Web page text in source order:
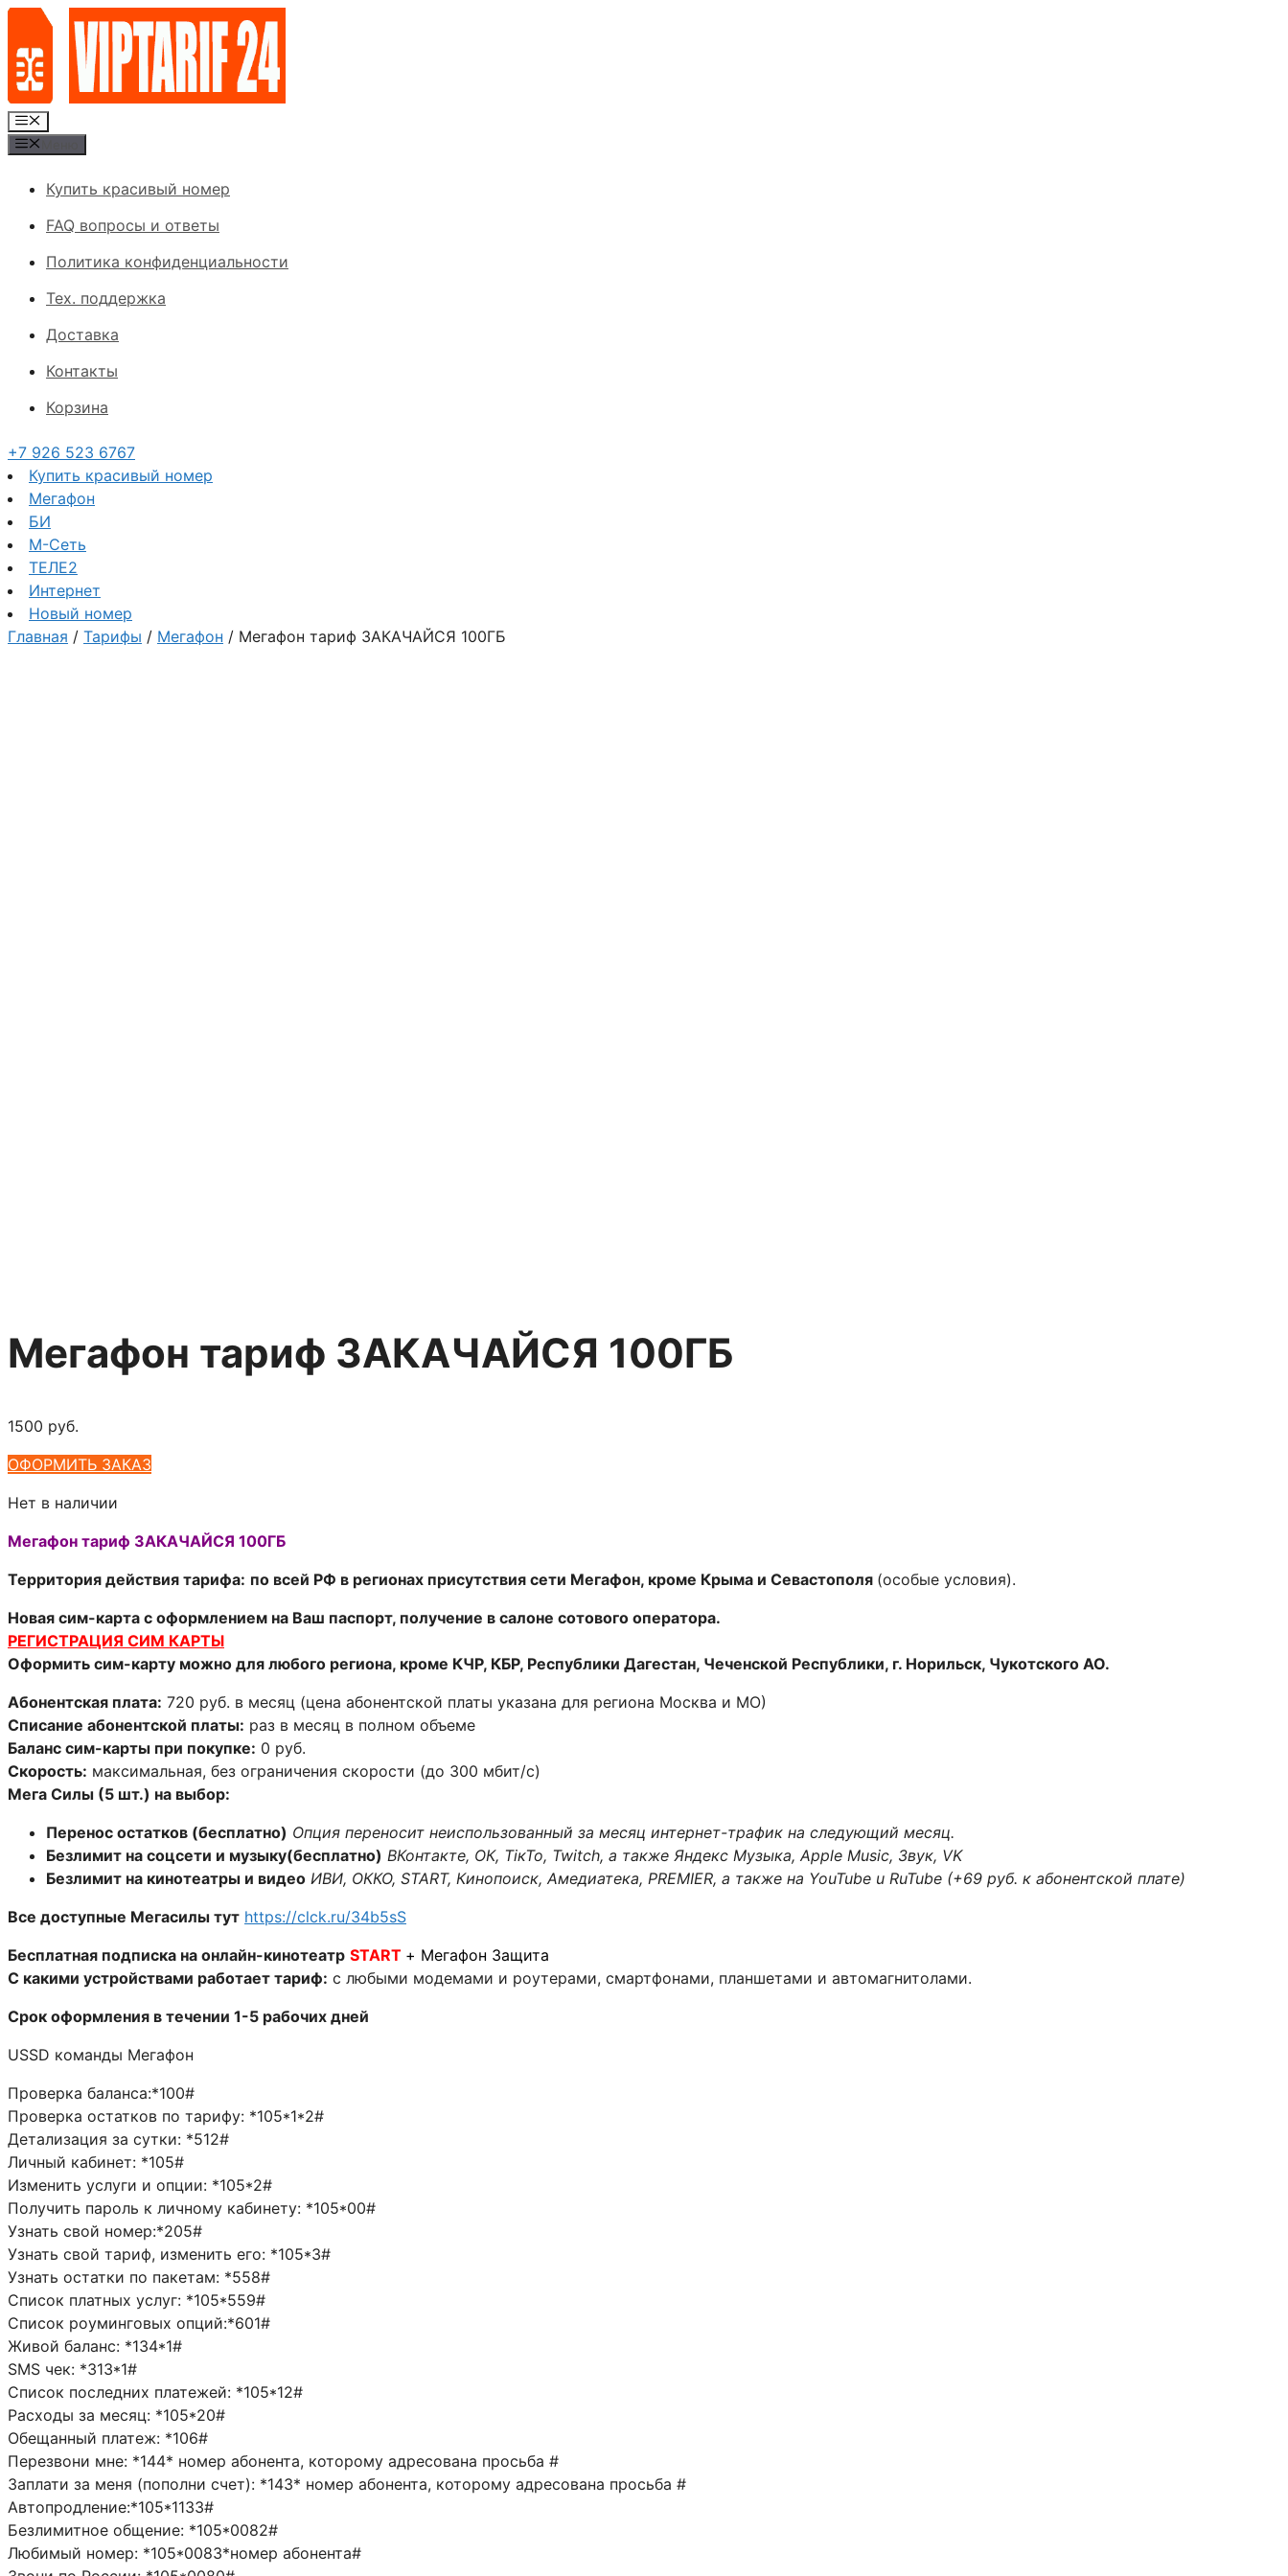
Перейти
содержимому
Меню
Купить красивый номер
FAQ вопросы и ответы
Политика конфиденциальности
Тех. поддержка
Доставка
Контакты
Корзина
+7 926 523 6767
Купить красивый номер
Мегафон
БИ
М-Сеть
ТЕЛЕ2
Интернет
Новый номер
Главная / Тарифы / Мегафон / Мегафон тариф ЗАКАЧАЙСЯ 100ГБ
Мегафон тариф ЗАКАЧАЙСЯ 100ГБ
1500 руб.
ОФОРМИТЬ ЗАКАЗ
Нет в наличии
Мегафон тариф ЗАКАЧАЙСЯ 100ГБ
Территория действия тарифа: по всей РФ в регионах присутствия сети Мегафон, кроме Крыма и Севастополя (особые условия).
Новая сим-карта с оформлением на Ваш паспорт, получение в салоне сотового оператора.
РЕГИСТРАЦИЯ СИМ КАРТЫ
Оформить сим-карту можно для любого региона, кроме КЧР, КБР, Республики Дагестан, Чеченской Республики, г. Норильск, Чукотского АО.
Абонентская плата: 720 руб. в месяц (цена абонентской платы указана для региона Москва и МО)
Списание абонентской платы: раз в месяц в полном объеме
Баланс сим-карты при покупке: 0 руб.
Скорость: максимальная, без ограничения скорости (до 300 мбит/с)
Мега Силы (5 шт.) на выбор:
Перенос остатков (бесплатно) Опция переносит неиспользованный за месяц интернет-трафик на следующий месяц.
Безлимит на соцсети и музыку(бесплатно) ВКонтакте, ОК, ТікТо, Twitch, а также Яндекс Музыка, Apple Music, Звук, VK
Безлимит на кинотеатры и видео ИВИ, ОККО, START, Кинопоиск, Амедиатека, PREMIER, а также на YouTube u RuTube (+69 руб. к абонентской плате)
Все доступные Мегасилы тут https://clck.ru/34b5sS
Бесплатная подписка на онлайн-кинотеатр START + Мегафон Защита
С какими устройствами работает тариф: с любыми модемами и роутерами, смартфонами, планшетами и автомагнитолами.
Срок оформления в течении 1-5 рабочих дней
USSD команды Мегафон
Проверка баланса:*100#
Проверка остатков по тарифу: *105*1*2#
Детализация за сутки: *512#
Личный кабинет: *105#
Изменить услуги и опции: *105*2#
Получить пароль к личному кабинету: *105*00#
Узнать свой номер:*205#
Узнать свой тариф, изменить его: *105*3#
Узнать остатки по пакетам: *558#
Список платных услуг: *105*559#
Список роуминговых опций:*601#
Живой баланс: *134*1#
SMS чек: *313*1#
Список последних платежей: *105*12#
Расходы за месяц: *105*20#
Обещанный платеж: *106#
Перезвони мне: *144* номер абонента, которому адресована просьба #
Заплати за меня (пополни счет): *143* номер абонента, которому адресована просьба #
Автопродление:*105*1133#
Безлимитное общение: *105*0082#
Любимый номер: *105*0083*номер абонента#